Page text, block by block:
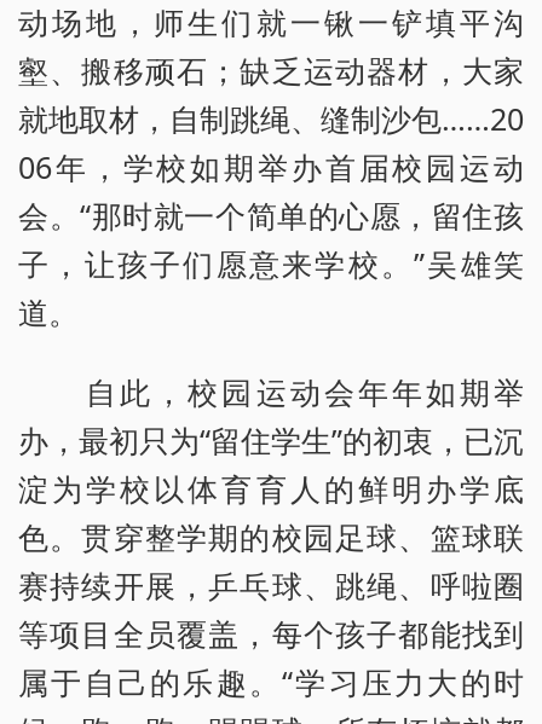
动场地，师生们就一锹一铲填平沟
壑、搬移顽石；缺乏运动器材，大家
就地取材，自制跳绳、缝制沙包……20
06年，学校如期举办首届校园运动
会。“那时就一个简单的心愿，留住孩
子，让孩子们愿意来学校。”吴雄笑
道。
自此，校园运动会年年如期举
办，最初只为“留住学生”的初衷，已沉
淀为学校以体育育人的鲜明办学底
色。贯穿整学期的校园足球、篮球联
赛持续开展，乒乓球、跳绳、呼啦圈
等项目全员覆盖，每个孩子都能找到
属于自己的乐趣。“学习压力大的时